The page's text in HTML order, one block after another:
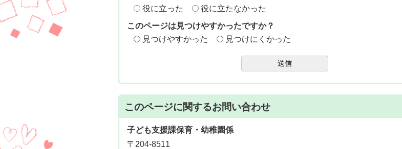
役に立った
役に立たなかった
このページは見つけやすかったですか？
見つけやすかった
見つけにくかった
送信
このページに関するお問い合わせ
子ども支援課保育・幼稚園係
〒204-8511